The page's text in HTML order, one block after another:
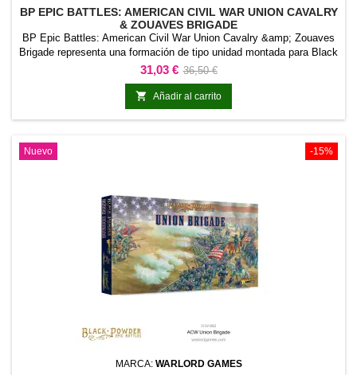
BP EPIC BATTLES: AMERICAN CIVIL WAR UNION CAVALRY
& ZOUAVES BRIGADE
BP Epic Battles: American Civil War Union Cavalry &amp; Zouaves
Brigade representa una formación de tipo unidad montada para Black
Powder - Epic Battles American Civil War. La referencia incorpora
una formación móvil y visualmente diferenciada a la
colección.Puede utilizarse para completar regimientos montados,
fuerzas históricas o fantásticas, escenarios...
Precio
31,03 € Precio
base
36,50 €
 Añadir al carrito
-15%
Nuevo
MARCA: WARLORD GAMES